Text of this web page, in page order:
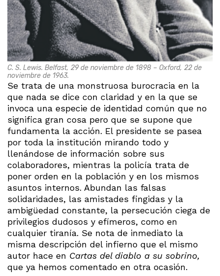
C. S. Lewis. Belfast, 29 de noviembre de 1898 – Oxford, 22 de
noviembre de 1963.
Se trata de una monstruosa burocracia en la
que nada se dice con claridad y en la que se
invoca una especie de identidad común que no
significa gran cosa pero que se supone que
fundamenta la acción. El presidente se pasea
por toda la institución mirando todo y
llenándose de información sobre sus
colaboradores, mientras la policía trata de
poner orden en la población y en los mismos
asuntos internos. Abundan las falsas
solidaridades, las amistades fingidas y la
ambigüedad constante, la persecución ciega de
privilegios dudosos y efímeros, como en
cualquier tiranía. Se nota de inmediato la
misma descripción del infierno que el mismo
autor hace en Cartas del diablo a su sobrino,
que ya hemos comentado en otra ocasión.